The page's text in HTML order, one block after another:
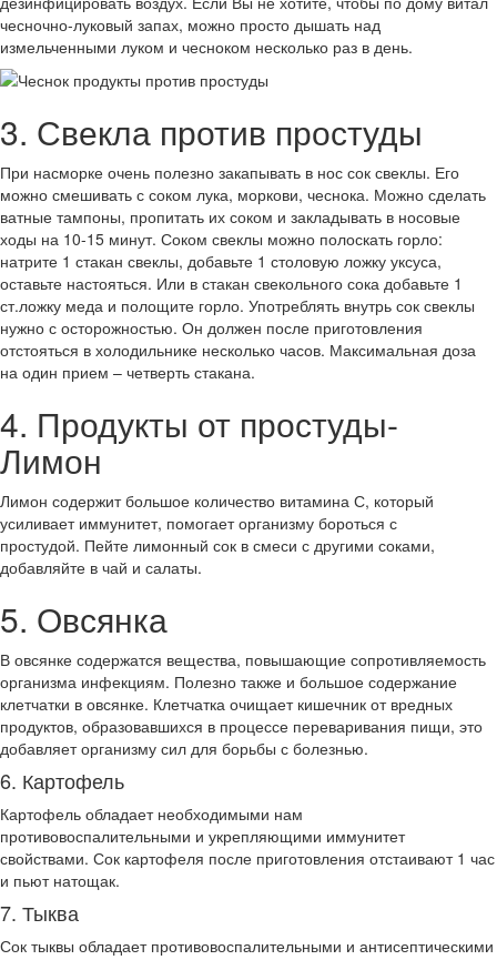
чесночно-луковый запах, можно просто дышать над
измельченными луком и чесноком несколько раз в день.
3. Свекла против простуды
При насморке очень полезно закапывать в нос сок свеклы. Его
можно смешивать с соком лука, моркови, чеснока. Можно сделать
ватные тампоны, пропитать их соком и закладывать в носовые
ходы на 10-15 минут. Соком свеклы можно полоскать горло:
натрите 1 стакан свеклы, добавьте 1 столовую ложку уксуса,
оставьте настояться. Или в стакан свекольного сока добавьте 1
ст.ложку меда и полощите горло. Употреблять внутрь сок свеклы
нужно с осторожностью. Он должен после приготовления
отстояться в холодильнике несколько часов. Максимальная доза
на один прием – четверть стакана.
4. Продукты от простуды-
Лимон
Лимон содержит большое количество витамина С, который
усиливает иммунитет, помогает организму бороться с
простудой. Пейте лимонный сок в смеси с другими соками,
добавляйте в чай и салаты.
5. Овсянка
В овсянке содержатся вещества, повышающие сопротивляемость
организма инфекциям. Полезно также и большое содержание
клетчатки в овсянке. Клетчатка очищает кишечник от вредных
продуктов, образовавшихся в процессе переваривания пищи, это
добавляет организму сил для борьбы с болезнью.
6. Картофель
Картофель обладает необходимыми нам
противовоспалительными и укрепляющими иммунитет
свойствами. Сок картофеля после приготовления отстаивают 1 час
и пьют натощак.
7. Тыква
Сок тыквы обладает противовоспалительными и антисептическими